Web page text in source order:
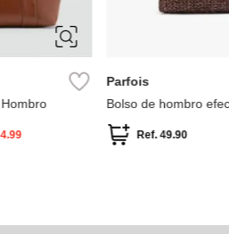
Parfois
Bolso shopper de piel
Ref.99.90